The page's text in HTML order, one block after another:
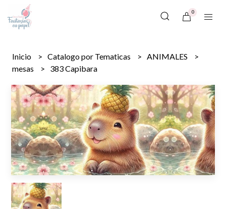
0
Inicio Catalogo por Tematicas
ANIMALES
mesas
383 Capibara